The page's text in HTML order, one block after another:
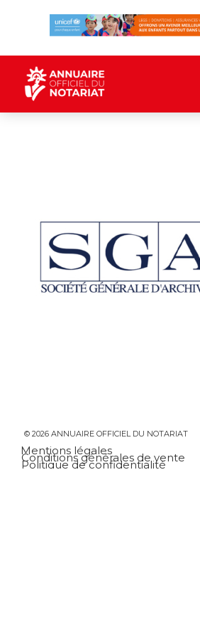
© 2026 ANNUAIRE OFFICIEL DU NOTARIAT
Mentions légales
Conditions générales de vente
Politique de confidentialité